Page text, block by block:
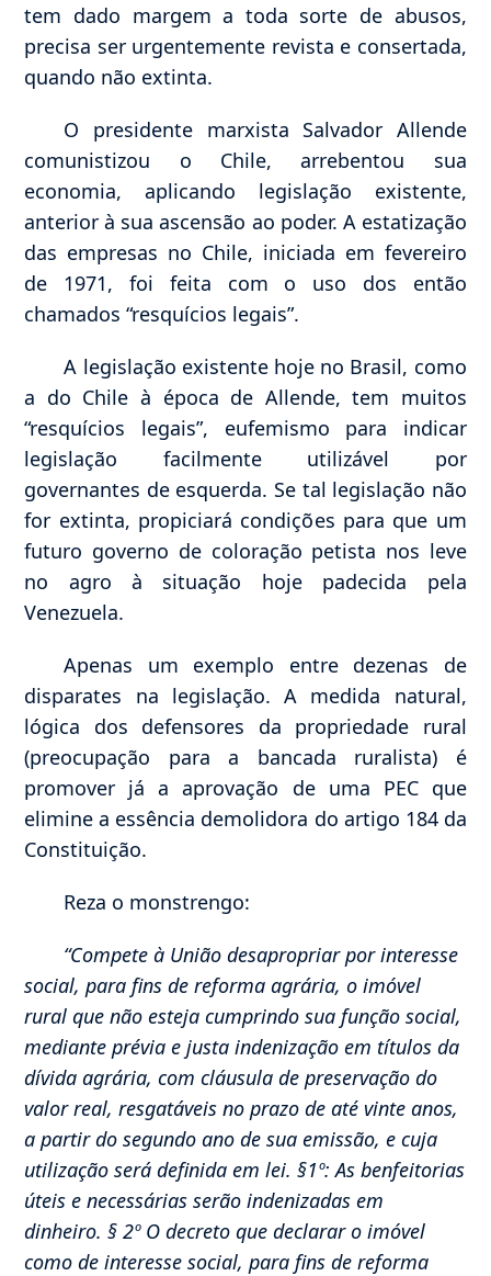
tem dado margem a toda sorte de abusos,
precisa ser urgentemente revista e consertada,
quando não extinta.
O presidente marxista Salvador Allende
comunistizou o Chile, arrebentou sua
economia, aplicando legislação existente,
anterior à sua ascensão ao poder. A estatização
das empresas no Chile, iniciada em fevereiro
de 1971, foi feita com o uso dos então
chamados “resquícios legais”.
A legislação existente hoje no Brasil, como
a do Chile à época de Allende, tem muitos
“resquícios legais”, eufemismo para indicar
legislação facilmente utilizável por
governantes de esquerda. Se tal legislação não
for extinta, propiciará condições para que um
futuro governo de coloração petista nos leve
no agro à situação hoje padecida pela
Venezuela.
Apenas um exemplo entre dezenas de
disparates na legislação. A medida natural,
lógica dos defensores da propriedade rural
(preocupação para a bancada ruralista) é
promover já a aprovação de uma PEC que
elimine a essência demolidora do artigo 184 da
Constituição.
Reza o monstrengo:
“Compete à União desapropriar por interesse
social, para fins de reforma agrária, o imóvel
rural que não esteja cumprindo sua função social,
mediante prévia e justa indenização em títulos da
dívida agrária, com cláusula de preservação do
valor real, resgatáveis no prazo de até vinte anos,
a partir do segundo ano de sua emissão, e cuja
utilização será definida em lei. §1º: As benfeitorias
úteis e necessárias serão indenizadas em
dinheiro. § 2º O decreto que declarar o imóvel
como de interesse social, para fins de reforma